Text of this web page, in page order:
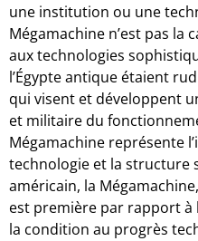
une institution ou une
Mégamachine n’est pas la
aux technologies
l’Égypte antique étaient
qui visent et développent
et militaire du
Mégamachine représente
technologie et la structure
américain, la
est première par rapport à
la condition au progrès